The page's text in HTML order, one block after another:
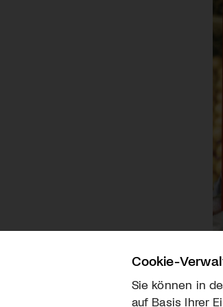
Cookie-
Sie können in
auf Basis Ihrer